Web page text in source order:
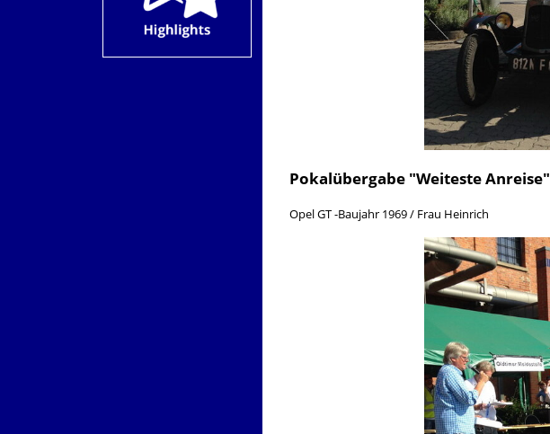
Pokalübergabe "Weiteste Anreise"
Opel GT -Baujahr 1969 / Frau Heinrich